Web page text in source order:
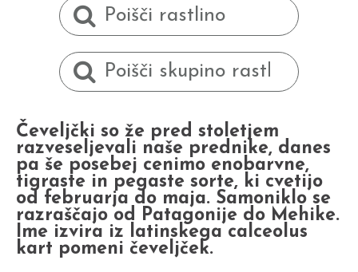
Čeveljčki so že pred stoletjem
razveseljevali naše prednike, danes
pa še posebej cenimo enobarvne,
tigraste in pegaste sorte, ki cvetijo
od februarja do maja. Samoniklo se
razraščajo od Patagonije do Mehike.
Ime izvira iz latinskega calceolus
kart pomeni čeveljček.